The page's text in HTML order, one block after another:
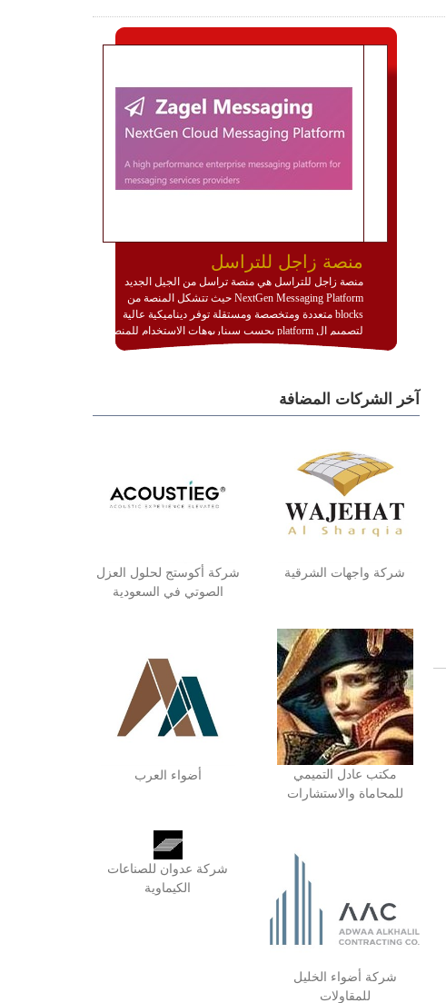
منصة زاجل للتراسل
منصة زاجل للتراسل هي منصة تراسل من الجيل الجديد
NextGen Messaging Platform حيث تتشكل المنصة من
blocks متعددة ومتخصصة ومستقلة توفر ديناميكية عالية
لتصميم ال platform بحسب سيناريوهات الاستخدام للمنصة
وتتوافق مع النشر والاستثمار ضمن بيئة استضافة dedicated
تخدم أي سيناريو تراسل مهما كان معقدا عبر إضافة ومعايرة
عناصر ديناميكية (dynamic items) وتجهيز إعدادات التواصل
http://www.plutosms.com/zagel
آخر الشركات المضافة
شركة واجهات الشرقية
شركة أكوستج لحلول العزل
الصوتي في السعودية
مكتب عادل التميمي
للمحاماة والاستشارات
أضواء العرب
شركة أضواء الخليل
للمقاولات
شركة عدوان للصناعات
الكيماوية